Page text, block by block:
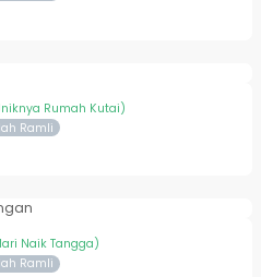
Rumah Kutai)
Ramli
Naik Tangga)
Ramli